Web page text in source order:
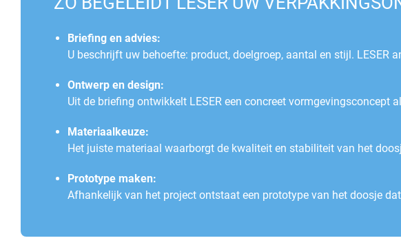
Briefing en advies:
U beschrijft uw behoefte: product, doelgroep, aantal en stijl. LESER
Ontwerp en design:
Uit de briefing ontwikkelt LESER een concreet
Materiaalkeuze:
Het juiste materiaal waarborgt de kwaliteit en stabiliteit van het
Prototype maken:
Afhankelijk van het project ontstaat een prototype van het doosje